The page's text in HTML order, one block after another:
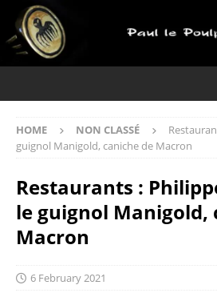
HOME NON CLASSÉ
guignol Manigold, caniche de Macron
Restaurants :
le guignol Manigold,
Macron
6 February 2021